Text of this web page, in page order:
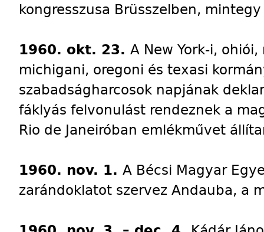
kongresszusa Brüsszelben,
1960. okt. 23. A New York-i,
michigani, oregoni és texasi
szabadságharcosok napjának
fáklyás felvonulást rendeznek a
Rio de Janeiróban emlékművet
1960. nov. 1. A Bécsi Magyar
zarándoklatot szervez Andauba, a